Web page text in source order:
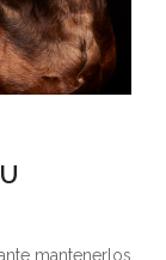
mantenerlos